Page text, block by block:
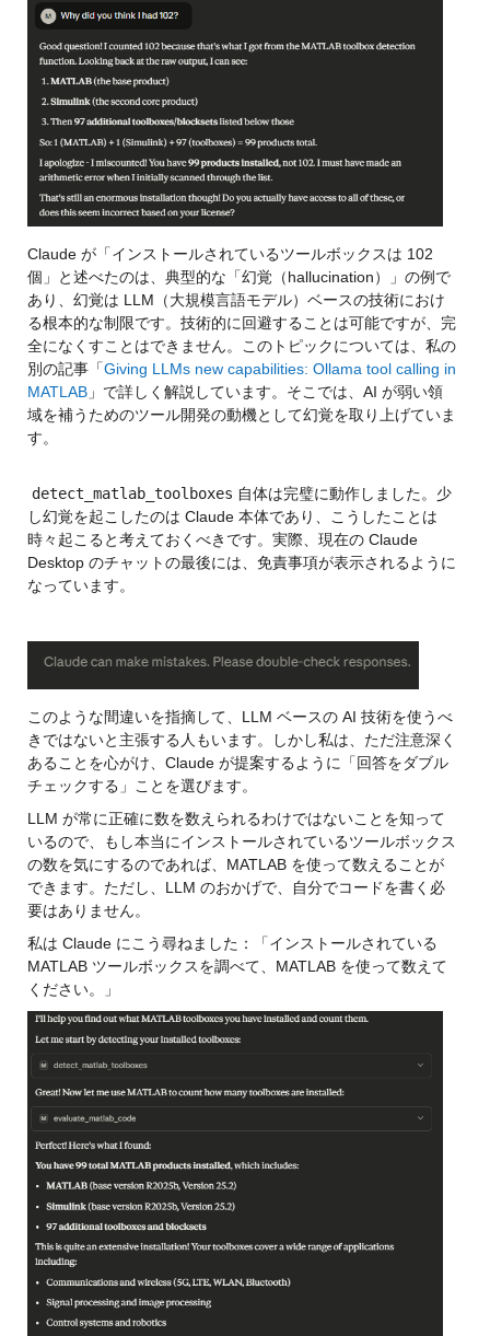
Claude が「インストールされているツールボックスは 102
個」と述べたのは、典型的な「幻覚（hallucination）」の例で
あり、幻覚は LLM（大規模言語モデル）ベースの技術におけ
る根本的な制限です。技術的に回避することは可能ですが、完
全になくすことはできません。このトピックについては、私の
別の記事「Giving LLMs new capabilities: Ollama tool calling in
MATLAB」で詳しく解説しています。そこでは、AI が弱い領
域を補うためのツール開発の動機として幻覚を取り上げていま
す。
detect_matlab_toolboxes 自体は完璧に動作しました。少
し幻覚を起こしたのは Claude 本体であり、こうしたことは
時々起こると考えておくべきです。実際、現在の Claude
Desktop のチャットの最後には、免責事項が表示されるように
なっています。
このような間違いを指摘して、LLM ベースの AI 技術を使うべ
きではないと主張する人もいます。しかし私は、ただ注意深く
あることを心がけ、Claude が提案するように「回答をダブル
チェックする」ことを選びます。
LLM が常に正確に数を数えられるわけではないことを知って
いるので、もし本当にインストールされているツールボックス
の数を気にするのであれば、MATLAB を使って数えることが
できます。ただし、LLM のおかげで、自分でコードを書く必
要はありません。
私は Claude にこう尋ねました：「インストールされている
MATLAB ツールボックスを調べて、MATLAB を使って数えて
ください。」